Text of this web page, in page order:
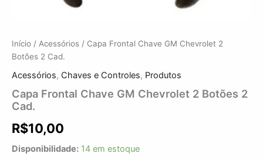
Início / Acessórios / Capa Frontal Chave GM Chevrolet 2
Botões 2 Cad.
Acessórios, Chaves e Controles, Produtos
Capa Frontal Chave GM Chevrolet 2 Botões 2
Cad.
R$10,00
Disponibilidade: 14 em estoque